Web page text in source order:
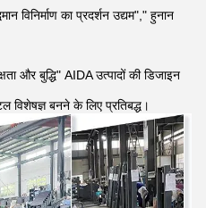
विनिर्माण का प्रदर्शन उद्यम"," हुनान
और बुद्धि" AIDA उत्पादों की डिजाइन
विशेषज्ञ बनने के लिए प्रतिबद्ध।